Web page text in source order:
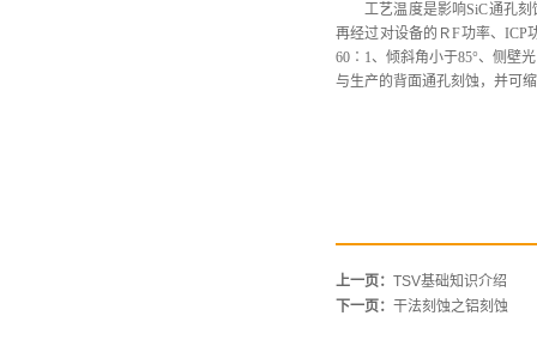
工艺温度是影响SiC通孔
再经过对设备的ＲF功率、ICP
60∶1、倾斜角小于85°、侧壁
与生产的背面通孔刻蚀，并可
上一页： TSV基础知识介绍
下一页： 干法刻蚀之铝刻蚀